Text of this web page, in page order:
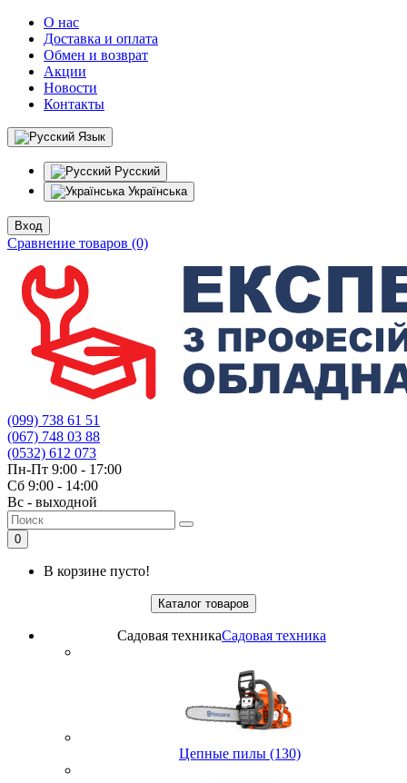
О нас
Доставка и оплата
Обмен и возврат
Акции
Новости
Контакты
Язык
Русский
Українська
Вход
Сравнение товаров (0)
(099) 738 61 51
(067) 748 03 88
(0532) 612 073
Пн-Пт 9:00 - 17:00
Сб 9:00 - 14:00
Вс - выходной
0
В корзине пусто!
Каталог товаров
Садовая техникаСадовая техника
Цепные пилы (130)